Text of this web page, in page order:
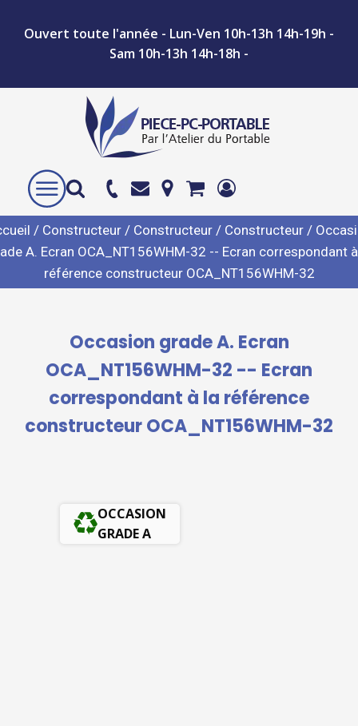
Ouvert toute l'année - Lun-Ven 10h-13h 14h-19h -
Sam 10h-13h 14h-18h -
/ Constructeur/ Constructeur/ Constructeur/
A. Ecran OCA_NT156WHM-32 -- Ecran correspondant
référence constructeur OCA_NT156WHM-32
Occasion grade A. Ecran
OCA_NT156WHM-32 -- Ecran
correspondant à la référence
constructeur OCA_NT156WHM-32
OCCASION
GRADE A